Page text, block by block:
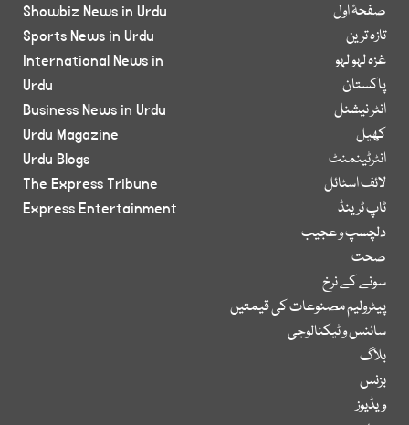
صفحۂ اول
تازہ ترین
غزہ لہو لہو
پاکستان
انٹر نیشنل
کھیل
انٹرٹینمنٹ
لائف اسٹائل
ٹاپ ٹرینڈ
دلچسپ و عجیب
صحت
سونے کے نرخ
پیٹرولیم مصنوعات کی قیمتیں
سائنس و ٹیکنالوجی
بلاگ
بزنس
ویڈیوز
Showbiz News in Urdu
Sports News in Urdu
International News in
Urdu
Business News in Urdu
Urdu Magazine
Urdu Blogs
The Express Tribune
Express Entertainment